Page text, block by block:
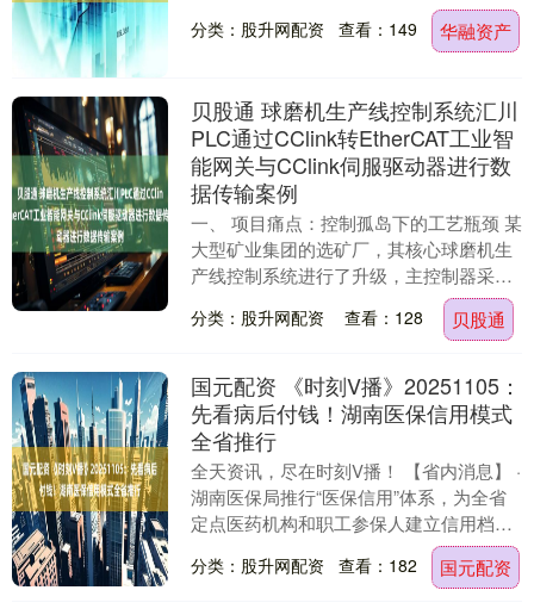
分类：股升网配资 查看：149 华融资产
贝股通 球磨机生产线控制系统汇川
PLC通过CClink转EtherCAT工业智
能网关与CClink伺服驱动器进行数
据传输案例
一、 项目痛点：控制孤岛下的工艺瓶颈 某
大型矿业集团的选矿厂，其核心球磨机生
产线控制系统进行了升级，主控制器采用
了性能优异的国产汇川PLC，其高速总线
网络为Et....
分类：股升网配资 查看：128 贝股通
国元配资 《时刻V播》20251105：
先看病后付钱！湖南医保信用模式
全省推行
全天资讯，尽在时刻V播！ 【省内消息】 ·
湖南医保局推行“医保信用”体系，为全省
定点医药机构和职工参保人建立信用档
案。信用良好的参保人签约后可享“先诊疗
后付费”....
分类：股升网配资 查看：182 国元配资